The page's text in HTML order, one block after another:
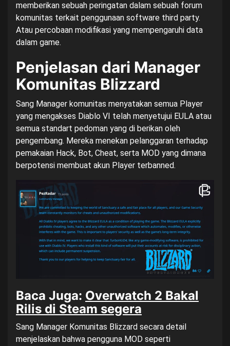
memberikan sebuah peringatan dalam sebuah forum
komunitas terkait penggunaan software third party.
Atau percobaan modifikasi yang mempengaruhi data
dalam game.
Penjelasan dari Manager
Komunitas Blizzard
Sang Manager komunitas menyatakan semua Player
yang mengakses Diablo VI telah menyetujui EULA atau
semua standart pedoman yang di berikan oleh
pengembang. Mereka menekan pelanggaran terhadap
pemakaian Hack, Bot, Cheat, serta MOD yang dimana
berpotensi membuat akun Player terbanned.
Baca Juga: Overwatch 2 Bakal
Rilis di Steam segera
Sang Manager Komunitas Blizzard secara detail
menjelaskan bahwa pengguna MOD seperti